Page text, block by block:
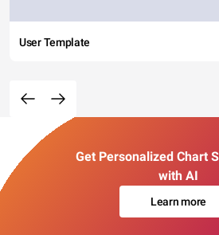
User Template
Get Personalized Chart
with AI
Learn more